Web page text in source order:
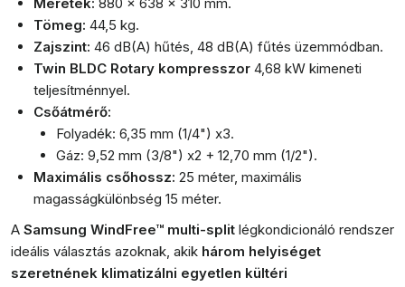
Tömeg: 44,5 kg.
Zajszint: 46 dB(A) hűtés, 48 dB(A) fűtés üzemmódban.
Twin BLDC Rotary kompresszor 4,68 kW kimeneti
teljesítménnyel.
Csőátmérő:
Folyadék: 6,35 mm (1/4") x3.
Gáz: 9,52 mm (3/8") x2 + 12,70 mm (1/2").
Maximális csőhossz: 25 méter, maximális
magasságkülönbség 15 méter.
A Samsung WindFree™ multi-split légkondicionáló rendszer
ideális választás azoknak, akik három helyiséget
szeretnének klimatizálni egyetlen kültéri